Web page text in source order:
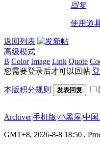
回复
使用道
返回列表
高级模式
B Color Image Link Quote
您需要登录后才可以回帖
本版积分规则 发表回复
Archiver|手机版|小黑屋|中
GMT+8, 2026-8-8 18:50 ,